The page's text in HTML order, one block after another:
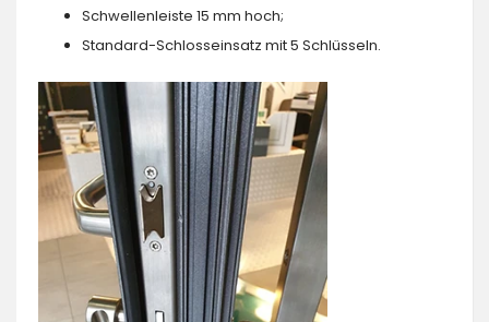
Schwellenleiste 15 mm hoch;
Standard-Schlosseinsatz mit 5 Schlüsseln.